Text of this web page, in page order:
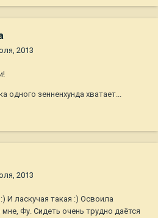
2013
одного зенненхунда хватает...
2013
И ласкучая такая :) Освоила
Фу. Сидеть очень трудно даётся